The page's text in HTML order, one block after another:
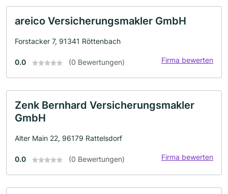
areico Versicherungsmakler GmbH
Forstacker 7, 91341 Röttenbach
0.0 (0 Bewertungen) Firma bewerten
Zenk Bernhard Versicherungsmakler
GmbH
Alter Main 22, 96179 Rattelsdorf
0.0 (0 Bewertungen) Firma bewerten